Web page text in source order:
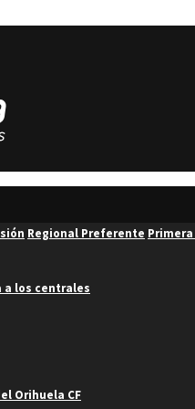
Regional Preferente
a los centrales
Orihuela CF